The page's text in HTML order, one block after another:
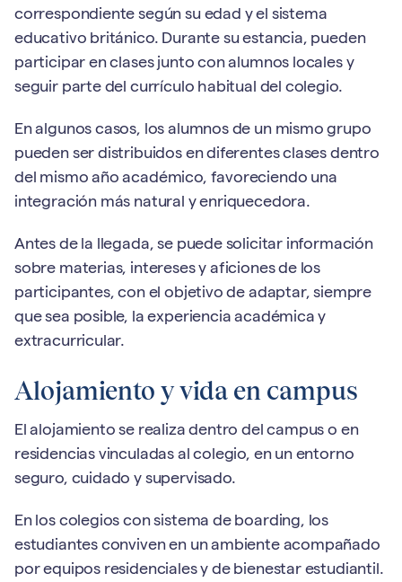
correspondiente según su edad y el sistema
educativo británico. Durante su estancia, pueden
participar en clases junto con alumnos locales y
seguir parte del currículo habitual del colegio.
En algunos casos, los alumnos de un mismo grupo
pueden ser distribuidos en diferentes clases dentro
del mismo año académico, favoreciendo una
integración más natural y enriquecedora.
Antes de la llegada, se puede solicitar información
sobre materias, intereses y aficiones de los
participantes, con el objetivo de adaptar, siempre
que sea posible, la experiencia académica y
extracurricular.
Alojamiento y vida en campus
El alojamiento se realiza dentro del campus o en
residencias vinculadas al colegio, en un entorno
seguro, cuidado y supervisado.
En los colegios con sistema de boarding, los
estudiantes conviven en un ambiente acompañado
por equipos residenciales y de bienestar estudiantil.